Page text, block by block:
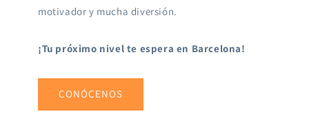
motivador y mucha diversión.
¡Tu próximo nivel te espera en Barcelona!
CONÓCENOS